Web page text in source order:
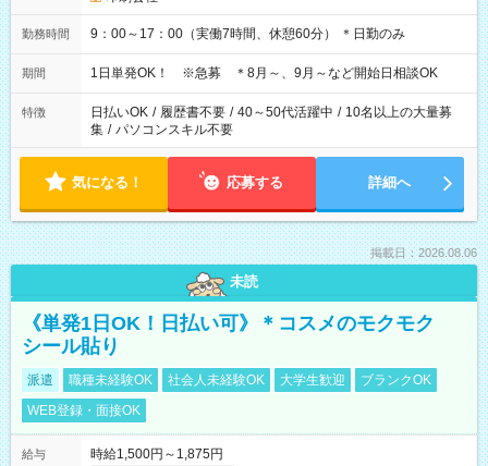
勤務時間 9：00～17：00（実働7時間、休憩60分） ＊日勤のみ
期間 1日単発OK！ ※急募 ＊8月～、9月～など開始日相談OK
特徴 日払いOK / 履歴書不要 / 40～50代活躍中 / 10名以上の大量募
集 / パソコンスキル不要
気になる！ 応募する 詳細へ
掲載日：2026.08.06
未読
《単発1日OK！日払い可》＊コスメのモクモク
シール貼り
派遣 職種未経験OK 社会人未経験OK 大学生歓迎
ブランクOK
WEB登録・面接OK
給与
時給1,500円～1,875円